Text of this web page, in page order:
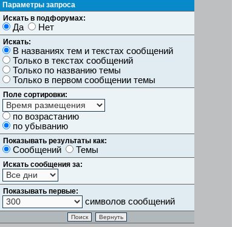
Параметры запроса
Искать в подфорумах:
Да Нет
Искать:
В названиях тем и текстах сообщений
Только в текстах сообщений
Только по названию темы
Только в первом сообщении темы
Поле сортировки:
по возрастанию
по убыванию
Показывать результаты как:
Сообщений Темы
Искать сообщения за:
Показывать первые:
символов сообщений